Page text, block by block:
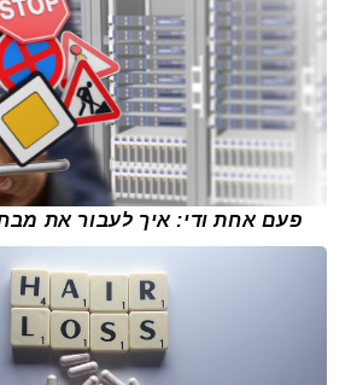
פעם אחת ודי: איך לעבור את